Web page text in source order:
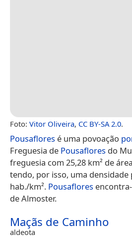
Foto: Vitor Oliveira, CC BY-SA 2.0.
Pousaflores é uma povoação
Freguesia de Pousaflores do
freguesia com 25,28 km² de
tendo, por isso, uma densidade
hab./km². Pousaflores
de Almoster.
Maçãs de Caminho
aldeota